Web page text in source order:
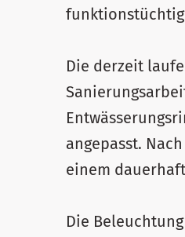
Die derzeit
angepasst.
einem
Die